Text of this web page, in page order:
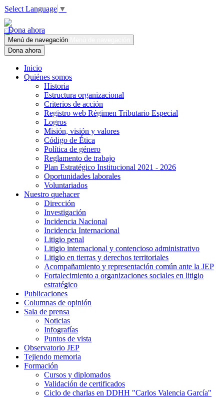
Select Language ▼
Dona ahora
Menú de navegación
Dona ahora
Inicio
Quiénes somos
Historia
Estructura organizacional
Criterios de acción
Registro web Régimen Tributario Especial
Logros
Misión, visión y valores
Código de Ética
Política de género
Reglamento de trabajo
Plan Estratégico Institucional 2021 - 2026
Oportunidades laborales
Voluntariados
Nuestro quehacer
Dirección
Investigación
Incidencia Nacional
Incidencia Internacional
Litigio penal
Litigio internacional y contencioso administrativo
Litigio en tierras y derechos territoriales
Acompañamiento y representación común ante la JEP
Fortalecimiento a organizaciones sociales en litigio
estratégico
Publicaciones
Columnas de opinión
Sala de prensa
Noticias
Infografías
Puntos de vista
Observatorio JEP
Tejiendo memoria
Formación
Cursos y diplomados
Validación de certificados
Ciclo de charlas en DDHH "Carlos Valencia García"